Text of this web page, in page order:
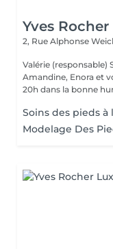
Yves
2, Rue Alphonse
Valérie (responsable)
Amandine, Enora et vous accueillent toute la semaine de 9h à
20h dans la bonne
Soins des pieds à
Modelage Des